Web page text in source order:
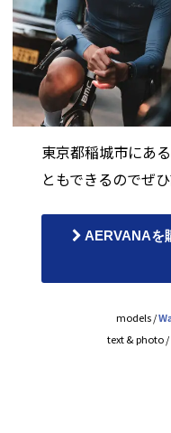
東京都稲城市にあ
ともできるのでぜ
AERVANAを
models /
text & photo /